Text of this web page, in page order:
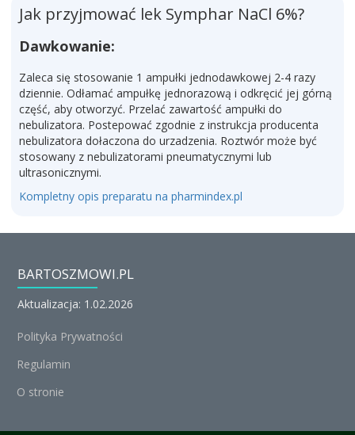
Jak przyjmować lek Symphar NaCl 6%?
Dawkowanie:
Zaleca się stosowanie 1 ampułki jednodawkowej 2-4 razy
dziennie. Odłamać ampułkę jednorazową i odkręcić jej górną
część, aby otworzyć. Przelać zawartość ampułki do
nebulizatora. Postepować zgodnie z instrukcja producenta
nebulizatora dołaczona do urzadzenia. Roztwór może być
stosowany z nebulizatorami pneumatycznymi lub
ultrasonicznymi.
Kompletny opis preparatu na pharmindex.pl
BARTOSZMOWI.PL
Aktualizacja: 1.02.2026
Polityka Prywatności
Regulamin
O stronie